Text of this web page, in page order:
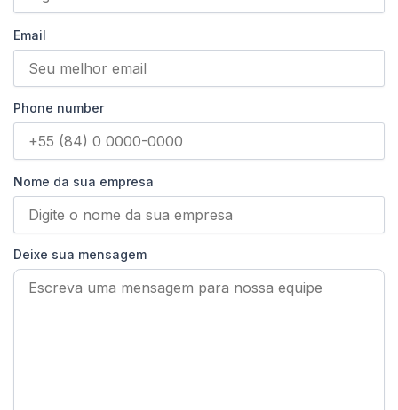
Email
Phone number
Nome da sua empresa
Deixe sua mensagem